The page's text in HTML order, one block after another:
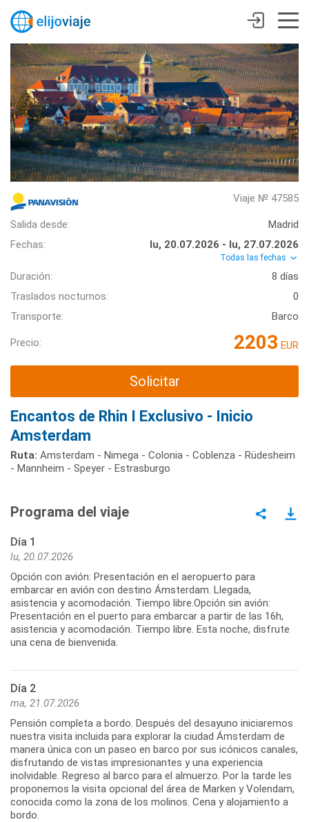
Viaje № 47585
Salida desde:
Madrid
Fechas:
lu, 20.07.2026 - lu, 27.07.2026
Todas las fechas
Duración:
8 días
Traslados nocturnos:
0
Transporte:
Barco
Precio: 2203 EUR
Solicitar
Encantos de Rhin I Exclusivo - Inicio
Amsterdam
Ruta: Amsterdam - Nimega - Colonia - Coblenza - Rüdesheim
- Mannheim - Speyer - Estrasburgo
Programa del viaje
Día 1
lu, 20.07.2026
Opción con avión: Presentación en el aeropuerto para
embarcar en avión con destino Ámsterdam. Llegada,
asistencia y acomodación. Tiempo libre.Opción sin avión:
Presentación en el puerto para embarcar a partir de las 16h,
asistencia y acomodación. Tiempo libre. Esta noche, disfrute
una cena de bienvenida.
Día 2
ma, 21.07.2026
Pensión completa a bordo. Después del desayuno iniciaremos
nuestra visita incluida para explorar la ciudad Ámsterdam de
manera única con un paseo en barco por sus icónicos canales,
disfrutando de vistas impresionantes y una experiencia
inolvidable. Regreso al barco para el almuerzo. Por la tarde les
proponemos la visita opcional del área de Marken y Volendam,
conocida como la zona de los molinos. Cena y alojamiento a
bordo.